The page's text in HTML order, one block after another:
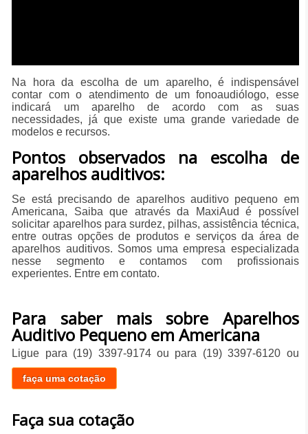
Na hora da escolha de um aparelho, é indispensável
contar com o atendimento de um fonoaudiólogo, esse
indicará um aparelho de acordo com as suas
necessidades, já que existe uma grande variedade de
modelos e recursos.
Pontos observados na escolha de
aparelhos auditivos:
Se está precisando de aparelhos auditivo pequeno em
Americana, Saiba que através da MaxiAud é possível
solicitar aparelhos para surdez, pilhas, assistência técnica,
entre outras opções de produtos e serviços da área de
aparelhos auditivos. Somos uma empresa especializada
nesse segmento e contamos com profissionais
experientes. Entre em contato.
Para saber mais sobre Aparelhos
Auditivo Pequeno em Americana
Ligue para (19) 3397-9174ou para (19) 3397-6120 ou
faça uma cotação
Faça sua cotação